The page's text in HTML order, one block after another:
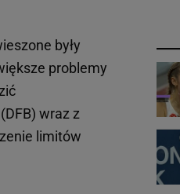
były
problemy
wraz z
limitów